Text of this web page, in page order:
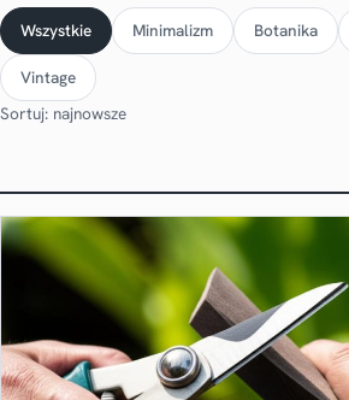
Wszystkie Minimalizm Botanika
Vintage
Sortuj: najnowsze